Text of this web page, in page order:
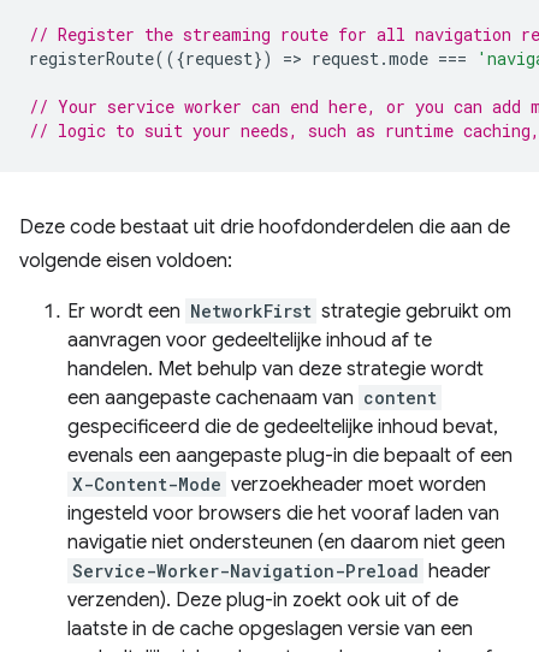
// Register the streaming route for all navigation
registerRoute(({request}) => request.mode ===
// Your service worker can end here, or you can add
// logic to suit your needs, such as runtime
Deze code bestaat uit drie hoofdonderdelen die aan de
volgende eisen voldoen:
Er wordt een NetworkFirst strategie gebruikt om
aanvragen voor gedeeltelijke inhoud af te
handelen. Met behulp van deze strategie wordt
een aangepaste cachenaam van content
gespecificeerd die de gedeeltelijke inhoud bevat,
evenals een aangepaste plug-in die bepaalt of een
X-Content-Mode verzoekheader moet worden
ingesteld voor browsers die het vooraf laden van
navigatie niet ondersteunen (en daarom niet geen
Service-Worker-Navigation-Preload header
verzenden). Deze plug-in zoekt ook uit of de
laatste in de cache opgeslagen versie van een